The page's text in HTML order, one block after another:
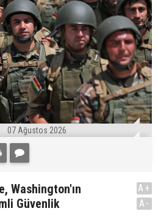
07 Ağustos 2026
Washington'ın
Güvenlik
A+
A-